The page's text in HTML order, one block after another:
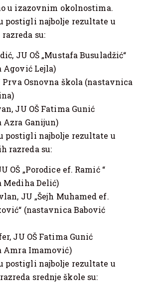
u izazovnim okolnostima.
postigli najbolje rezultate u
su:
JU OŠ „Mustafa Busuladžić“
Agović Lejla)
Prva Osnovna škola (nastavnica
JU OŠ Fatima Gunić
Azra Ganijun)
postigli najbolje rezultate u
razreda su:
OŠ „Porodice ef. Ramić “
Mediha Delić)
JU „Šejh Muhamed ef.
(nastavnica Babović
JU OŠ Fatima Gunić
Amra Imamović)
postigli najbolje rezultate u
srednje škole su: